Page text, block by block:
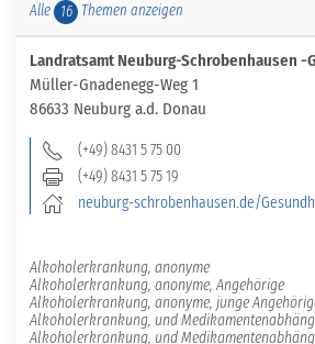
Alle 16 Themen anzeigen
Landratsamt Neuburg-Schrobenhausen -
Müller-Gnadenegg-Weg 1
86633 Neuburg a.d. Donau
(+49) 8431 5 75 00
(+49) 8431 5 75 19
neuburg-schrobenhausen.de/
Alkoholerkrankung, anonyme
Alkoholerkrankung, anonyme, Angehörige
Alkoholerkrankung, anonyme, junge
Alkoholerkrankung, und
Alkoholerkrankung, und